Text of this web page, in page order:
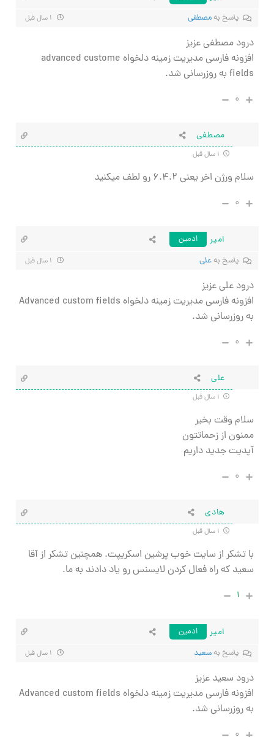
پاسخ بهمصطفی
درود مصطفی عزیز
افزونه فارسی مدیریت زمینه دلخواه advanced custome
fields به روزرسانی شد.
۰
مصطفی
سلام ورژن اخر یعنی ۶.۴.۲ رو لطف میکنید
۰
امیر
ادمین
پاسخ بهعلی
درود علی عزیز
افزونه فارسی مدیریت زمینه دلخواه Advanced custom fields
به روزرسانی شد.
۰
علی
سلام وقت بخیر
ممنون از زحماتتون
آپدیت جدید داریم
۰
هادی
با تشکر از سایت خوب پرشین اسکریپت. همچنین تشکر از آقا
سعید که راه فعال کردن لایسنس رو یاد دادند به ما.
۱
امیر
ادمین
پاسخ بهسعید
درود سعید عزیز
افزونه فارسی مدیریت زمینه دلخواه Advanced custom fields
به روزرسانی شد.